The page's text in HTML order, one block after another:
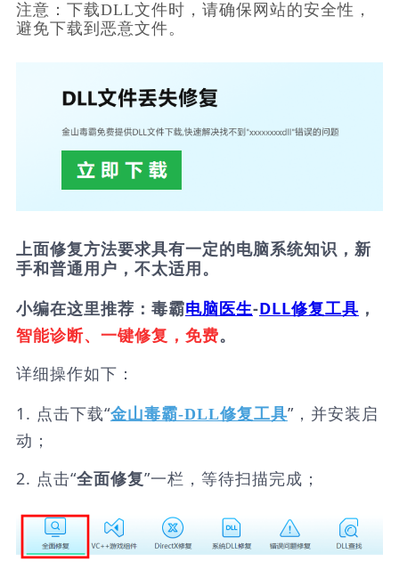
注意： 下载DLL文件时，请确保网站的安全性，
避免下载到恶意文件。
上面修复方法要求具有一定的电脑系统知识，新
手和普通用户，不太适用。
小编在这里推荐：毒霸电脑医生-DLL修复工具 ，
智能诊断、一键修复，免费。
详细操作如下：
1. 点击下载“金山毒霸-DLL修复工具”，并安装启
动；
2. 点击“全面修复”一栏，等待扫描完成；